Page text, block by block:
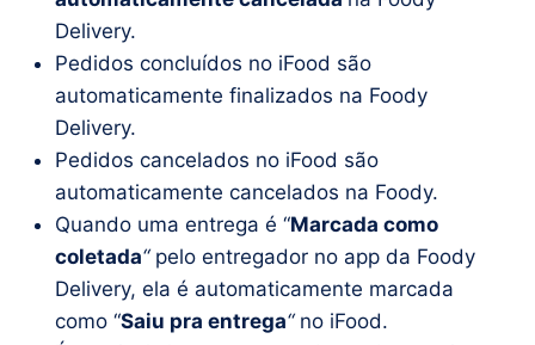
Delivery.
Pedidos concluídos no iFood são
automaticamente finalizados na Foody
Delivery.
Pedidos cancelados no iFood são
automaticamente cancelados na Foody.
Quando uma entrega é “Marcada como
coletada“pelo entregador no app da Foody
Delivery, ela é automaticamente marcada
como “Saiu pra entrega“no iFood.